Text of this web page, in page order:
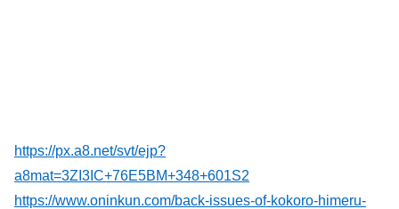
https://px.a8.net/svt/ejp?
a8mat=3ZI3IC+76E5BM+348+601S2
https://www.oninkun.com/back-issues-of-kokoro-himeru-